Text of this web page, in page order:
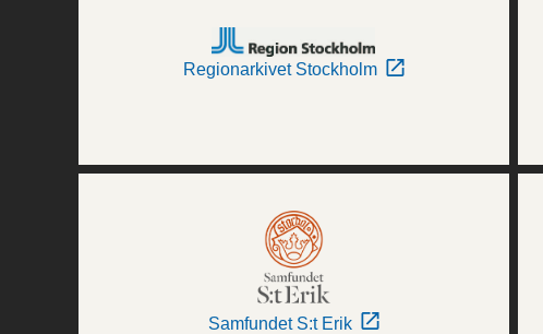
Regionarkivet Stockholm
Samfundet S:t Erik